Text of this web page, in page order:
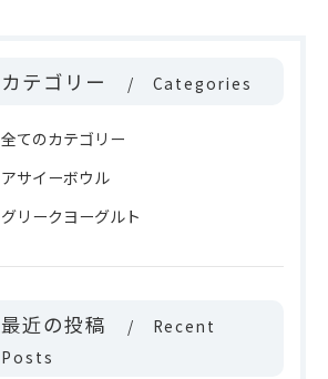
カテゴリー Categories
全てのカテゴリー
アサイーボウル
グリークヨーグルト
最近の投稿
Recent
Posts